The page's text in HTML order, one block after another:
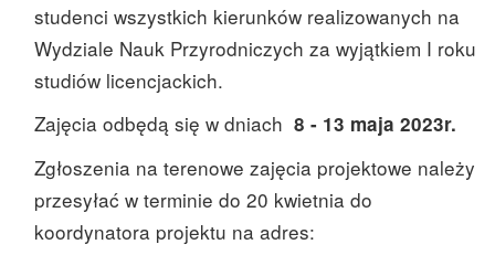
studenci wszystkich kierunków realizowanych na
Wydziale Nauk Przyrodniczych za wyjątkiem I roku
studiów licencjackich.
Zajęcia odbędą się w dniach 8 - 13 maja 2023r.
Zgłoszenia na terenowe zajęcia projektowe należy
przesyłać w terminie do 20 kwietnia do
koordynatora projektu na adres: